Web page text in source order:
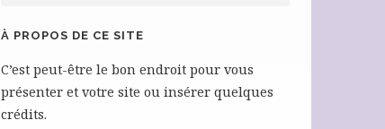
À PROPOS DE CE SITE
C’est peut-être le bon endroit pour vous
présenter et votre site ou insérer quelques
crédits.